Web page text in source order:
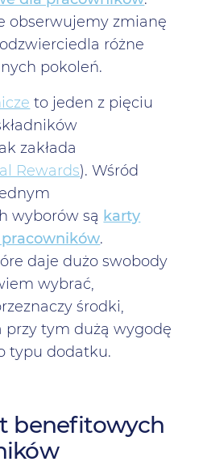
obserwujemy zmianę
różne
pokoleń.
to jeden z pięciu
zakłada
Rewards). Wśród
wyborów są karty
pracowników.
daje dużo swobody
wybrać,
środki,
przy tym dużą wygodę
typu dodatku.
benefitowych